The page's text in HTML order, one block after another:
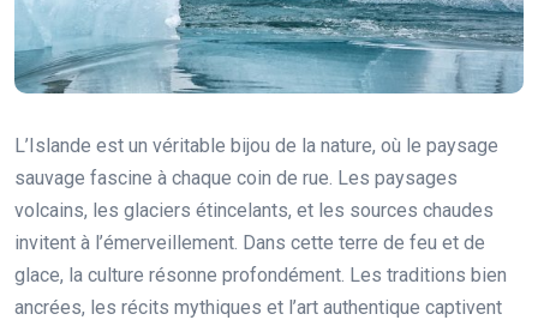
L’Islande est un véritable bijou de la nature, où le paysage
sauvage fascine à chaque coin de rue. Les paysages
volcains, les glaciers étincelants, et les sources chaudes
invitent à l’émerveillement. Dans cette terre de feu et de
glace, la culture résonne profondément. Les traditions bien
ancrées, les récits mythiques et l’art authentique captivent